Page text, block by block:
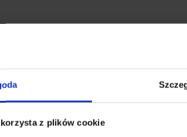
z plików cookie